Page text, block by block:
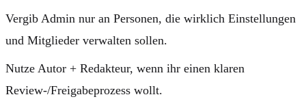
Vergib Admin nur an Personen, die wirklich Einstellungen
und Mitglieder verwalten sollen.
Nutze Autor + Redakteur, wenn ihr einen klaren
Review-/Freigabeprozess wollt.